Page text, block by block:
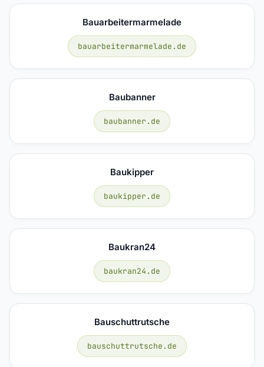
Bauarbeitermarmelade
bauarbeitermarmelade.de
Baubanner
baubanner.de
Baukipper
baukipper.de
Baukran24
baukran24.de
Bauschuttrutsche
bauschuttrutsche.de